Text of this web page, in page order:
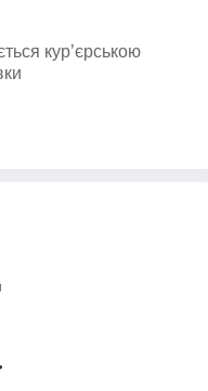
кур’єрською